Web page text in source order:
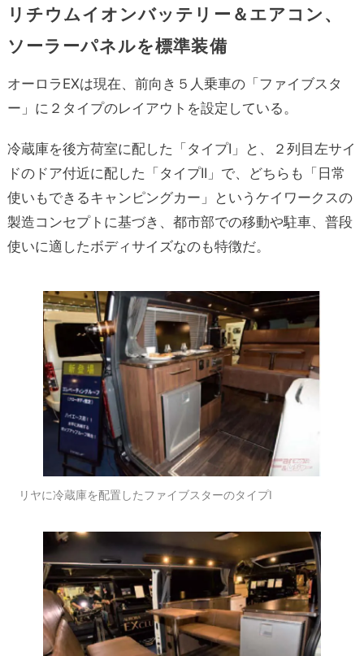
リチウムイオンバッテリー＆エアコン、
ソーラーパネルを標準装備
オーロラEXは現在、前向き５人乗車の「ファイブスタ
ー」に２タイプのレイアウトを設定している。
冷蔵庫を後方荷室に配した「タイプI」と、２列目左サイ
ドのドア付近に配した「タイプII」で、どちらも「日常
使いもできるキャンピングカー」というケイワークスの
製造コンセプトに基づき、都市部での移動や駐車、普段
使いに適したボディサイズなのも特徴だ。
リヤに冷蔵庫を配置したファイブスターのタイプI